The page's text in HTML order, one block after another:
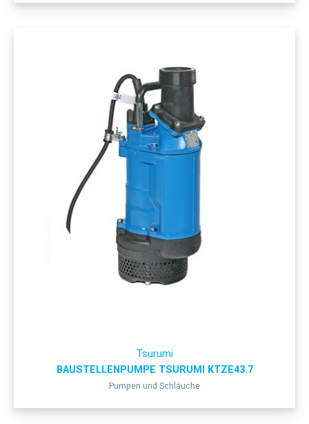
Tsurumi
BAUSTELLENPUMPE TSURUMI KTZE43.7
Pumpen und Schläuche